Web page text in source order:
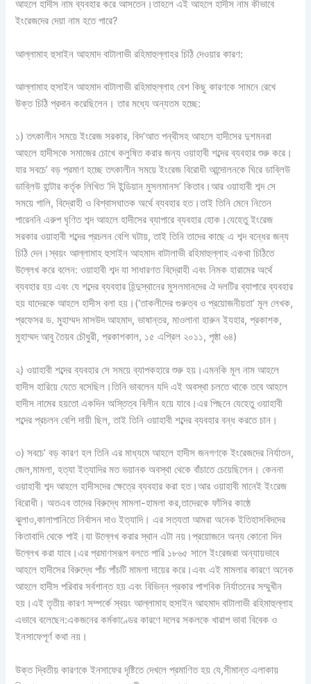
আহলে হাদীস নাম ব্যবহার করে আসতেন।তাহলে এই আহলে হাদীস নাম কীভাবে
ইংরেজদের দেয়া নাম হতে পারে?
আল্লামাহ হুসাইন আহমাদ বাটালাভী রহিমাহুল্লাহর চিঠি দেওয়ার কারণ:
আল্লামাহ হুসাইন আহমাদ বাটালাভী রহিমাহুল্লাহ বেশ কিছু কারণকে সামনে রেখে
উক্ত চিঠি প্রদান করেছিলেন। তার মধ্যে অন্যতম হচ্ছে:
১) তৎকালীন সময়ে ইংরেজ সরকার, বিদ’আত পন্থীসহ আহলে হাদীসের দুশমনরা
আহলে হাদীসকে সমাজের চোখে কলুষিত করার জন্য ওয়াহাবী শব্দের ব্যবহার শুরু করে।
যার সবচে’ বড় প্রমাণ হচ্ছে তৎকালীন সময়ে ইংরেজ বিরোধী আন্দোলনকে ঘিরে ডাব্লিউ
ডাব্লিউ হান্টার কর্তৃক লিখিত ‘দি ইন্ডিয়ান মুসলমানস’ কিতাব।আর ওয়াহাবী শব্দ সে
সময়ে গালি, বিদ্রোহী ও বিশ্বাসঘাতক অর্থে ব্যবহার হত।তাই তিনি মেনে নিতেন
পারেননি এরুপ ঘৃণিত শব্দ আহলে হাদীসের ব্যাপারে ব্যবহার হোক।যেহেতু ইংরেজ
সরকার ওয়াহাবী শব্দের প্রচলন বেশি ঘটায়, তাই তিনি তাদের কাছে এ শব্দ বন্ধের জন্য
চিঠি দেন।স্বয়ং আল্লামাহ হুসাইন আহমাদ বাটালাভী রহিমাহুল্লাহ একথা চিঠিতে
উল্লেখ করে বলেন: ওয়াহাবী শব্দ যা সাধারণত বিদ্রোহী এবং নিমক হারামের অর্থে
ব্যবহার হয় এবং যে শব্দের ব্যবহার হিন্দুস্থানের মুসলমানদের ঐ দলটির ব্যাপারে ব্যবহার
হয় যাদেরকে আহলে হাদীস বলা হয়।(‘তাকলীদের গুরুত্ব ও প্রয়োজনীয়তা’ মূল লেখক,
প্রফেসর ড. মুহাম্মদ মাসউদ আহমাদ, ভাষান্তর, মাওলানা হারুন ইযহার, প্রকাশক,
মুহাম্মদ আবু তৈয়ব চৌধুরী, প্রকাশকাল, ১৫ এপ্রিল ২০১১, পৃষ্ঠা ৬৪)
২) ওয়াহাবী শব্দের ব্যবহার সে সময়ে ব্যাপকহারে শুরু হয়।এমনকি মূল নাম আহলে
হাদীস হারিয়ে যেতে বসেছিল।তিনি ভাবলেন যদি এই অবস্থা চলতে থাকে তবে আহলে
হাদীস নামের হয়তো একদিন অস্তিত্ব বিলীন হয়ে যাবে।এর পিছনে যেহেতু ওয়াহাবী
শব্দের প্রচলন বেশি দায়ী ছিল, তাই তিনি ওয়াহাবী শব্দের ব্যবহার বন্ধ করতে চান।
৩) সবচে’ বড় কারণ হল তিনি এর মাধ্যমে আহলে হাদীস জনগণকে ইংরেজদের নির্যাতন,
জেল,মামলা, হত্যা ইত্যাদির মত ভয়ানক অবস্থা থেকে বাঁচাতে চেয়েছিলেন। কেননা
ওয়াহাবী শব্দ আহলে হাদীসদের ক্ষেত্রে ব্যবহার করা হত।আর ওয়াহাবী মানেই ইংরেজ
বিরোধী। অতএব তাদের বিরুদ্ধে মামলা-হামলা কর,তাদেরকে ফাঁসির কাষ্ঠে
ঝুলাও,কালাপানিতে নির্বাসন দাও ইত্যাদি। এর সত্যতা আমরা অনেক ইতিহাসবিদদের
কিতাবাদি থেকে পাই।যা উল্লেখ করার স্থান এটা নয়।প্রয়োজনে অন্য কোনো দিন
উল্লেখ করা যাবে।এর প্রমাণসরূপ বলতে পারি ১৮৬৫ সালে ইংরেজরা অন্যায়ভাবে
আহলে হাদীসের বিরুদ্ধে পাঁচ পাঁচটি মামলা দায়ের করে।এবং এই মামলার কারণে অনেক
আহলে হাদীস পরিবার সর্বশান্ত হয় এবং বিভিন্ন প্রকার পাশবিক নির্যাতনের সম্মুখীন
হয়।এই তৃতীয় কারণ সম্পর্কে স্বয়ং আল্লামাহ হুসাইন আহমাদ বাটালাভী রহিমাহুল্লাহ
এভাবে বলেছেন:একজনের কর্মকাণ্ডের কারণে দলের সকলকে খারাপ ভাবা বিবেক ও
ইনসাফেপূর্ণ কথা নয়।
উক্ত দ্বিতীয় কারণকে ইনসাফের দৃষ্টিতে দেখলে প্রমাণিত হয় যে,সীমান্ত এলাকায়